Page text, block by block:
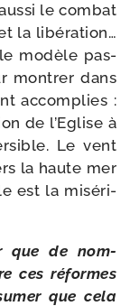
le com­bat
la libé­ra­tion…
le modèle pas­
mon­trer dans
accom­plies :
de l’Eglise à
Le vent
la haute mer
est la misé­ri­
que de nom­
ces réformes
que cela